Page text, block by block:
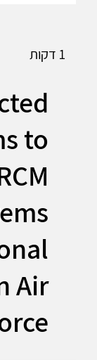
1 דקות
to
Air